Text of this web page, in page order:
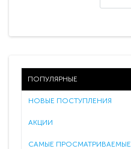
ПОПУЛЯРНЫЕ
НОВЫЕ ПОСТУПЛЕНИЯ
АКЦИИ
САМЫЕ ПРОСМАТРИВАЕМЫЕ